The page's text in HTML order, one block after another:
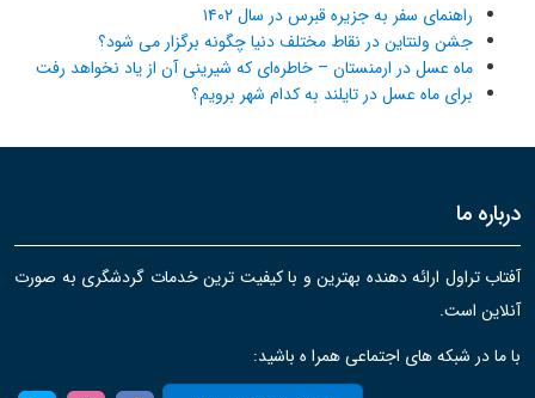
راهنمای سفر به جزیره قبرس در سال ۱۴۰۲
جشن ولنتاین در نقاط مختلف دنیا چگونه برگزار می شود؟
ماه عسل در ارمنستان – خاطره‌ای که شیرینی آن از یاد نخواهد رفت
برای ماه عسل در تایلند به کدام شهر برویم؟
درباره ما
آفتاب تراول ارائه دهنده بهترین و با کیفیت ترین خدمات گردشگری به صورت
آنلاین است.
با ما در شبکه های اجتماعی همرا ه باشید: